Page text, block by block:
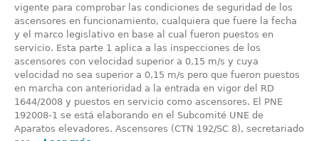
vigente para comprobar las condiciones de seguridad de los
ascensores en funcionamiento, cualquiera que fuere la fecha
y el marco legislativo en base al cual fueron puestos en
servicio. Esta parte 1 aplica a las inspecciones de los
ascensores con velocidad superior a 0,15 m/s y cuya
velocidad no sea superior a 0,15 m/s pero que fueron puestos
en marcha con anterioridad a la entrada en vigor del RD
1644/2008 y puestos en servicio como ascensores. El PNE
192008-1 se está elaborando en el Subcomité UNE de
Aparatos elevadores. Ascensores (CTN 192/SC 8), secretariado